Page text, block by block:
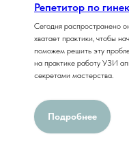
Репетитор по
Сегодня распространено
хватает практики, чтобы
поможем решить эту
на практике работу УЗИ
секретами мастерства.
Подробнее